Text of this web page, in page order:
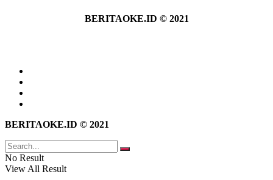
BERITAOKE.ID © 2021
BERITAOKE.ID © 2021
No Result
View All Result